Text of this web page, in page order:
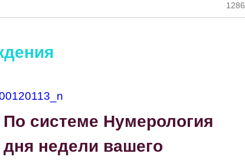
1286
По системе Нумерология
дня недели вашего